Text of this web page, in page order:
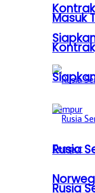
Rusia
Masuk
Rusia